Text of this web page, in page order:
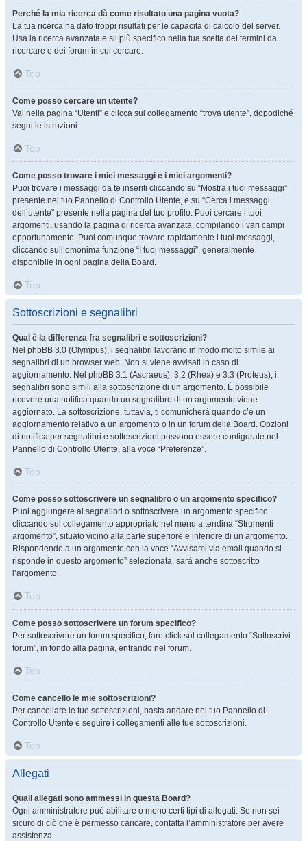
Perché la mia ricerca dà come risultato una pagina vuota?
La tua ricerca ha dato troppi risultati per le capacità di calcolo del server.
Usa la ricerca avanzata e sii più specifico nella tua scelta dei termini da
ricercare e dei forum in cui cercare.
Top
Come posso cercare un utente?
Vai nella pagina “Utenti” e clicca sul collegamento “trova utente”, dopodiché
segui le istruzioni.
Top
Come posso trovare i miei messaggi e i miei argomenti?
Puoi trovare i messaggi da te inseriti cliccando su “Mostra i tuoi messaggi”
presente nel tuo Pannello di Controllo Utente, e su “Cerca i messaggi
dell’utente” presente nella pagina del tuo profilo. Puoi cercare i tuoi
argomenti, usando la pagina di ricerca avanzata, compilando i vari campi
opportunamente. Puoi comunque trovare rapidamente i tuoi messaggi,
cliccando sull’omonima funzione “I tuoi messaggi”, generalmente
disponibile in ogni pagina della Board.
Top
Sottoscrizioni e segnalibri
Qual è la differenza fra segnalibri e sottoscrizioni?
Nel phpBB 3.0 (Olympus), i segnalibri lavorano in modo molto simile ai
segnalibri di un browser web. Non si viene avvisati in caso di
aggiornamento. Nel phpBB 3.1 (Ascraeus), 3.2 (Rhea) e 3.3 (Proteus), i
segnalibri sono simili alla sottoscrizione di un argomento. È possibile
ricevere una notifica quando un segnalibro di un argomento viene
aggiornato. La sottoscrizione, tuttavia, ti comunicherà quando c’è un
aggiornamento relativo a un argomento o in un forum della Board. Opzioni
di notifica per segnalibri e sottoscrizioni possono essere configurate nel
Pannello di Controllo Utente, alla voce “Preferenze”.
Top
Come posso sottoscrivere un segnalibro o un argomento specifico?
Puoi aggiungere ai segnalibri o sottoscrivere un argomento specifico
cliccando sul collegamento appropriato nel menu a tendina “Strumenti
argomento”, situato vicino alla parte superiore e inferiore di un argomento.
Rispondendo a un argomento con la voce “Avvisami via email quando si
risponde in questo argomento” selezionata, sarà anche sottoscritto
l’argomento.
Top
Come posso sottoscrivere un forum specifico?
Per sottoscrivere un forum specifico, fare click sul collegamento “Sottoscrivi
forum”, in fondo alla pagina, entrando nel forum.
Top
Come cancello le mie sottoscrizioni?
Per cancellare le tue sottoscrizioni, basta andare nel tuo Pannello di
Controllo Utente e seguire i collegamenti alle tue sottoscrizioni.
Top
Allegati
Quali allegati sono ammessi in questa Board?
Ogni amministratore può abilitare o meno certi tipi di allegati. Se non sei
sicuro di ciò che è permesso caricare, contatta l’amministratore per avere
assistenza.